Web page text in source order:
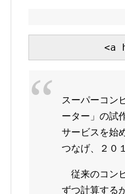
スーパーコン
ーター」の試
サービスを始
つなげ、２０
従来のコン
ずつ計算する